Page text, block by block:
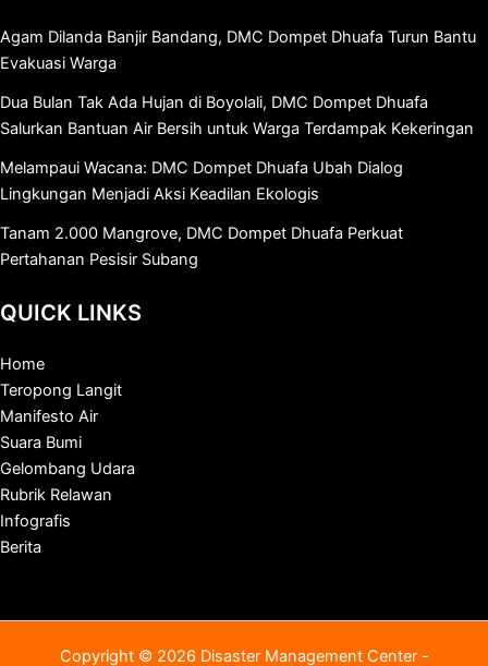
Agam Dilanda Banjir Bandang, DMC Dompet Dhuafa Turun Bantu
Evakuasi Warga
Dua Bulan Tak Ada Hujan di Boyolali, DMC Dompet Dhuafa
Salurkan Bantuan Air Bersih untuk Warga Terdampak Kekeringan
Melampaui Wacana: DMC Dompet Dhuafa Ubah Dialog
Lingkungan Menjadi Aksi Keadilan Ekologis
Tanam 2.000 Mangrove, DMC Dompet Dhuafa Perkuat
Pertahanan Pesisir Subang
QUICK LINKS
Home
Teropong Langit
Manifesto Air
Suara Bumi
Gelombang Udara
Rubrik Relawan
Infografis
Berita
Copyright © 2026 Disaster Management Center -